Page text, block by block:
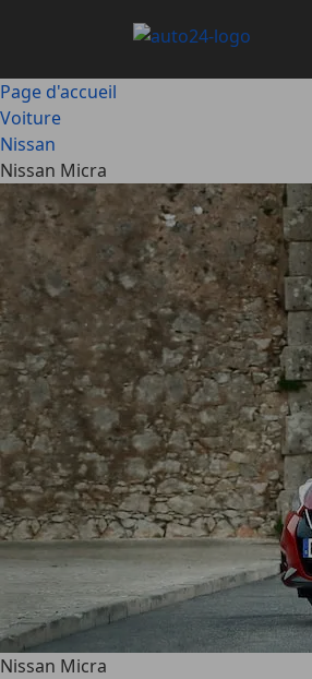
principal
Page d'accueil
Voiture
Nissan
Nissan Micra
Nissan Micra